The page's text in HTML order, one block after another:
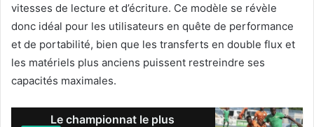
vitesses de lecture et d’écriture. Ce modèle se révèle
donc idéal pour les utilisateurs en quête de performance
et de portabilité, bien que les transferts en double flux et
les matériels plus anciens puissent restreindre ses
capacités maximales.
Le championnat le plus